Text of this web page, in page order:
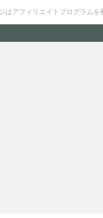
はアフィリエイトプログラムを